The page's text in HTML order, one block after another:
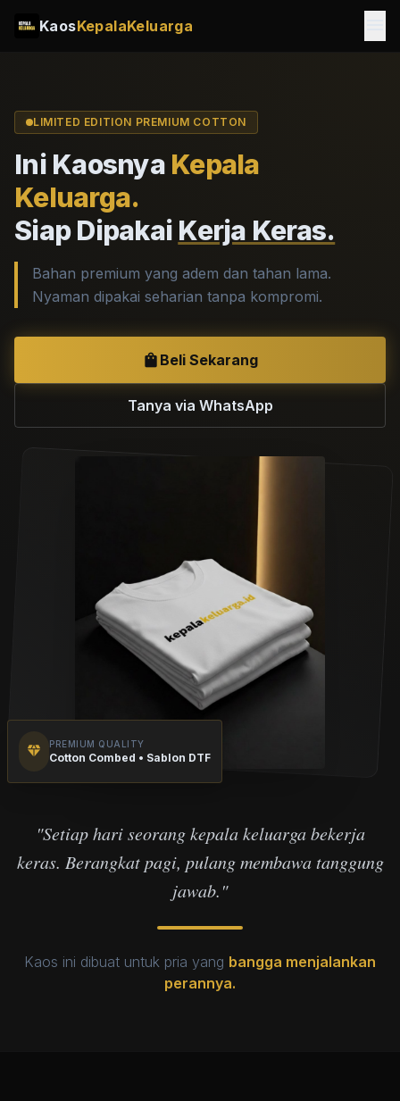
KaosKepalaKeluarga
LIMITED EDITION PREMIUM COTTON
Ini Kaosnya Kepala
Keluarga.
Siap Dipakai Kerja Keras.
Bahan premium yang adem dan tahan lama.
Nyaman dipakai seharian tanpa kompromi.
shopping_bag Beli Sekarang
Tanya via WhatsApp
diamond PREMIUM QUALITY
Cotton Combed • Sablon DTF
"Setiap hari seorang kepala keluarga bekerja
keras. Berangkat pagi, pulang membawa tanggung
jawab."
Kaos ini dibuat untuk pria yang bangga menjalankan
perannya.